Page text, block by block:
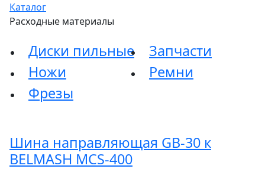
Каталог
Расходные материалы
Диски пильные
Запчасти
Ножи
Ремни
Фрезы
Шина направляющая GB-30 к
BELMASH MCS-400